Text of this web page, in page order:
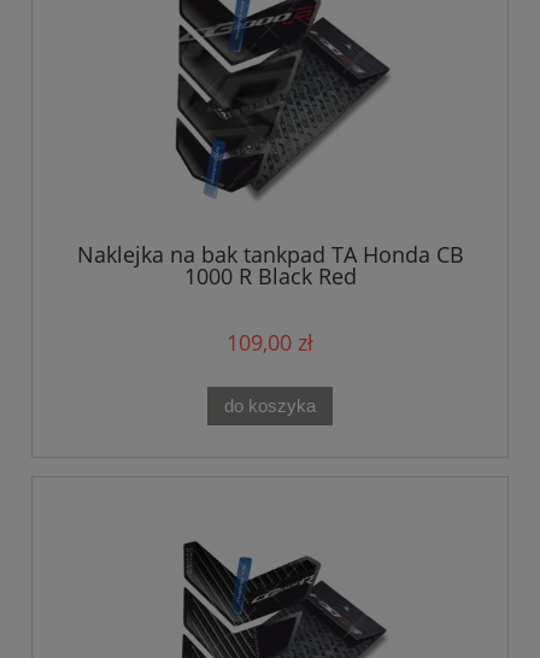
Naklejka na bak tankpad TA Honda CB
1000 R Black Red
109,00 zł
do koszyka